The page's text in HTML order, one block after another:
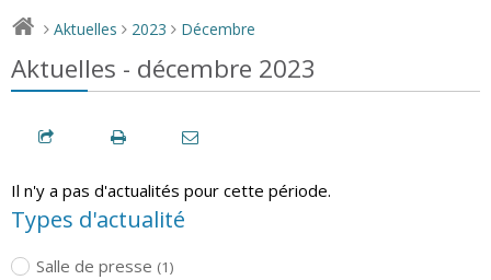
> Aktuelles > 2023 > Décembre
Aktuelles - décembre 2023
Il n'y a pas d'actualités pour cette période.
Types d'actualité
Salle de presse (1)